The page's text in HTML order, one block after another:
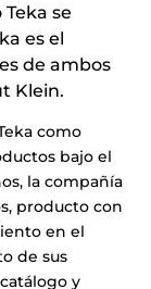
se
es el
de ambos
Klein.
como
bajo el
la compañía
producto con
en el
de sus
y